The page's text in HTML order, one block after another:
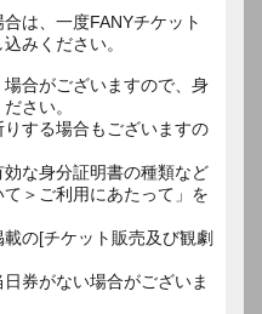
は、一度FANYチケット
込みください。
合がございますので、身
さい。
する場合もございますの
な身分証明書の種類など
＞ご利用にあたって」を
の[チケット販売及び観劇
券がない場合がございま